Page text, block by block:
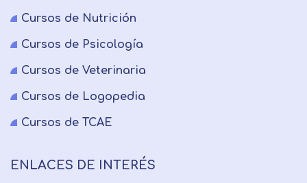
Cursos de Nutrición
Cursos de Psicología
Cursos de Veterinaria
Cursos de Logopedia
Cursos de TCAE
ENLACES DE INTERÉS